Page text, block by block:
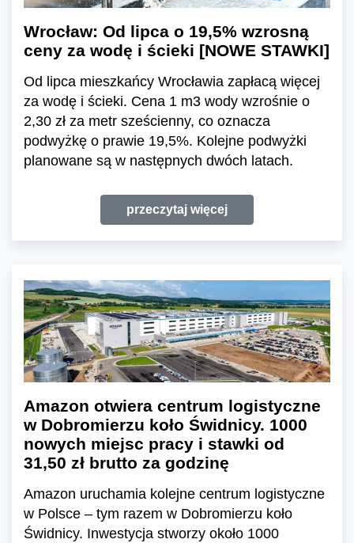
Wrocław: Od lipca o 19,5% wzrosną
ceny za wodę i ścieki [NOWE STAWKI]
Od lipca mieszkańcy Wrocławia zapłacą więcej
za wodę i ścieki. Cena 1 m3 wody wzrośnie o
2,30 zł za metr sześcienny, co oznacza
podwyżkę o prawie 19,5%. Kolejne podwyżki
planowane są w następnych dwóch latach.
przeczytaj więcej
Amazon otwiera centrum logistyczne
w Dobromierzu koło Świdnicy. 1000
nowych miejsc pracy i stawki od
31,50 zł brutto za godzinę
Amazon uruchamia kolejne centrum logistyczne
w Polsce – tym razem w Dobromierzu koło
Świdnicy. Inwestycja stworzy około 1000